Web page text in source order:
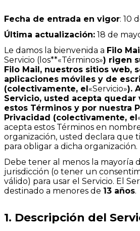
Fecha de entrada en vigor: 10
Última actualización: 18 de
Le damos la bienvenida a Filo
Servicio (los**«Términos») rigen
Filo Mail, nuestros sitios web,
aplicaciones móviles y de
(colectivamente, el«Servicio»).
Servicio, usted acepta quedar
estos Términos y por nuestra
Privacidad (colectivamente, el
acepta estos Términos en
organización, usted declara que
para obligar a dicha organización.
Debe tener al menos la mayoría
jurisdicción (o tener un
válido) para usar el Servicio. El
destinado a menores de 13 años.
1. Descripción del